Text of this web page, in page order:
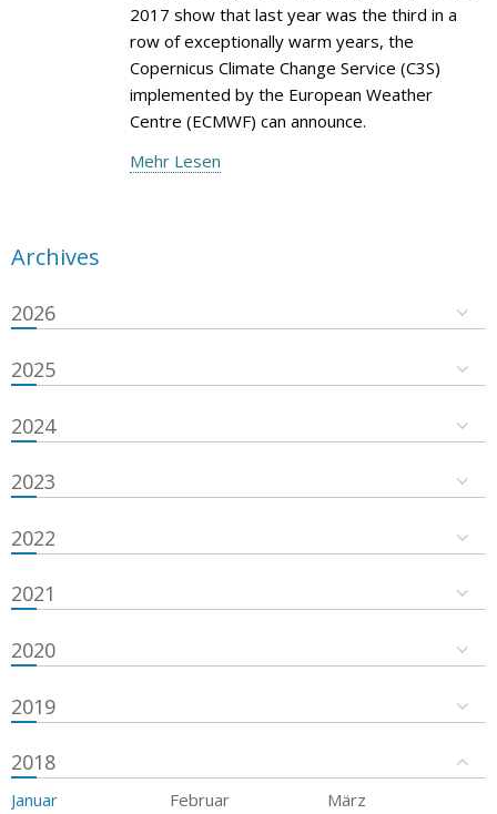
2017 show that last year was the third in a
row of exceptionally warm years, the
Copernicus Climate Change Service (C3S)
implemented by the European Weather
Centre (ECMWF) can announce.
Mehr Lesen
Archives
2026
2025
2024
2023
2022
2021
2020
2019
2018
Januar Februar
März